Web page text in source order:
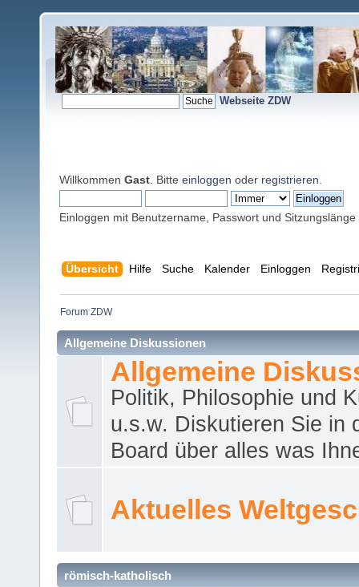
Webseite ZDW
Willkommen Gast . Bitte einloggen oder registrieren
Einloggen mit Benutzername, Passwort und Sitzungslänge
Übersicht Hilfe Suche Kalender Einloggen
Forum ZDW
Allgemeine Diskussionen
Allgemeine
Politik, Philosophie und
u.s.w. Diskutieren Sie in
Board über alles was
Aktuelles
römisch-katholisch